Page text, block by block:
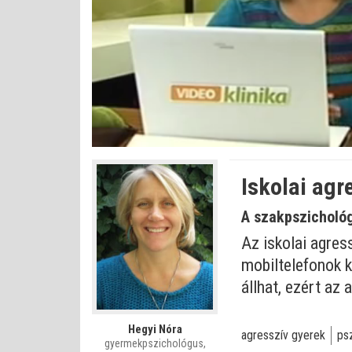
Némítás
kikapcsolva
0%
Állapot:
0%
Hegyi Nóra
gyermekpszichológus,
Iskolai
A
Az iskolai
mobiltelefonok
állhat, ezért az
agresszív gyerek